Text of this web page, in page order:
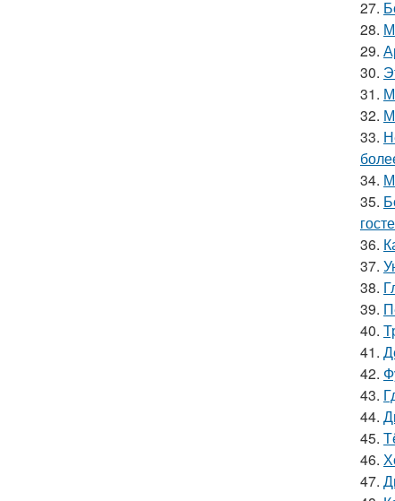
27.
28.
29.
30.
31.
32.
33.
34.
35.
36.
37.
38.
39.
40.
41.
42.
43.
44.
45.
46.
47.